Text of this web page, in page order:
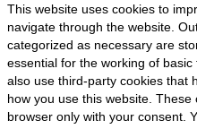
This website uses cookies to
navigate through the website.
categorized as necessary are
essential for the working of
also use third-party cookies that
how you use this website.
browser only with your consent.